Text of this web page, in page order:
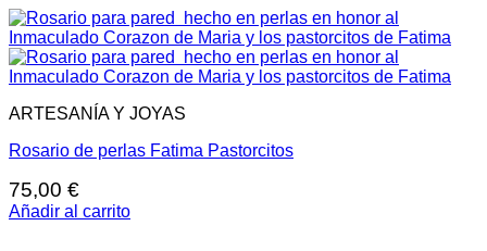
ARTESANÍA Y JOYAS
Rosario de perlas Fatima Pastorcitos
75,00 €
Añadir al carrito